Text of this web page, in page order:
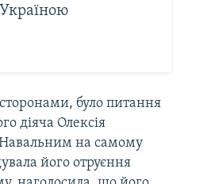
було питання
діяча Олексія
Навальним на самому
його отруєння